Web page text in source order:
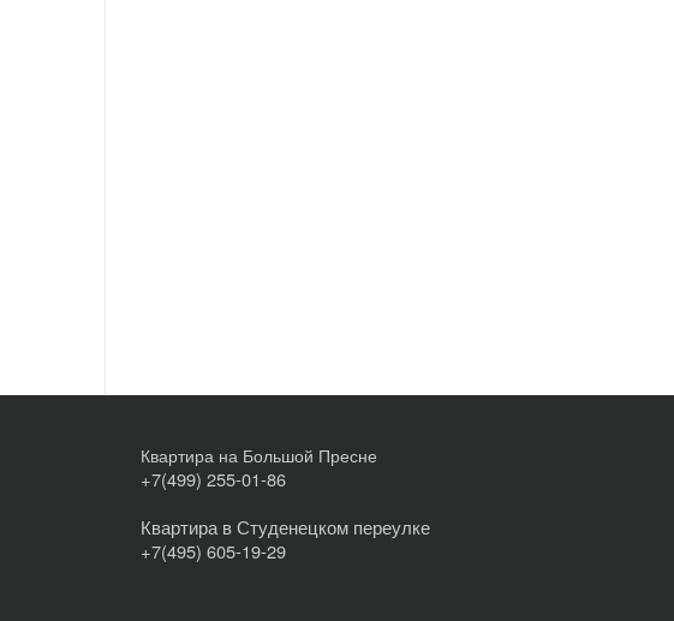
Квартира на Большой Пресне
+7(499) 255-01-86
Квартира в Студенецком переулке
+7(495) 605-19-29